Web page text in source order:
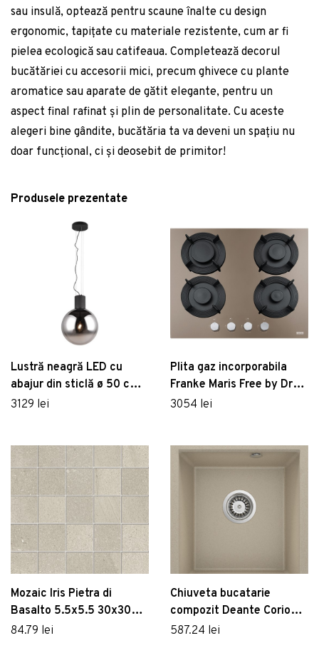
sau insulă, optează pentru scaune înalte cu design
ergonomic, tapițate cu materiale rezistente, cum ar fi
pielea ecologică sau catifeaua. Completează decorul
bucătăriei cu accesorii mici, precum ghivece cu plante
aromatice sau aparate de gătit elegante, pentru un
aspect final rafinat și plin de personalitate. Cu aceste
alegeri bine gândite, bucătăria ta va deveni un spațiu nu
doar funcțional, ci și deosebit de primitor!
Produsele prezentate
Lustră neagră LED cu
abajur din sticlă ø 50 cm
Cipallone – CINQUE
3129 lei
Plita gaz incorporabila
Franke Maris Free by Dror
FHMF 604 4G C cu 4
3054 lei
Mozaic Iris Pietra di
Basalto 5.5x5.5 30x30cm
Beige
84.79 lei
Chiuveta bucatarie
compozit Deante Corio
nisip mat
587.24 lei